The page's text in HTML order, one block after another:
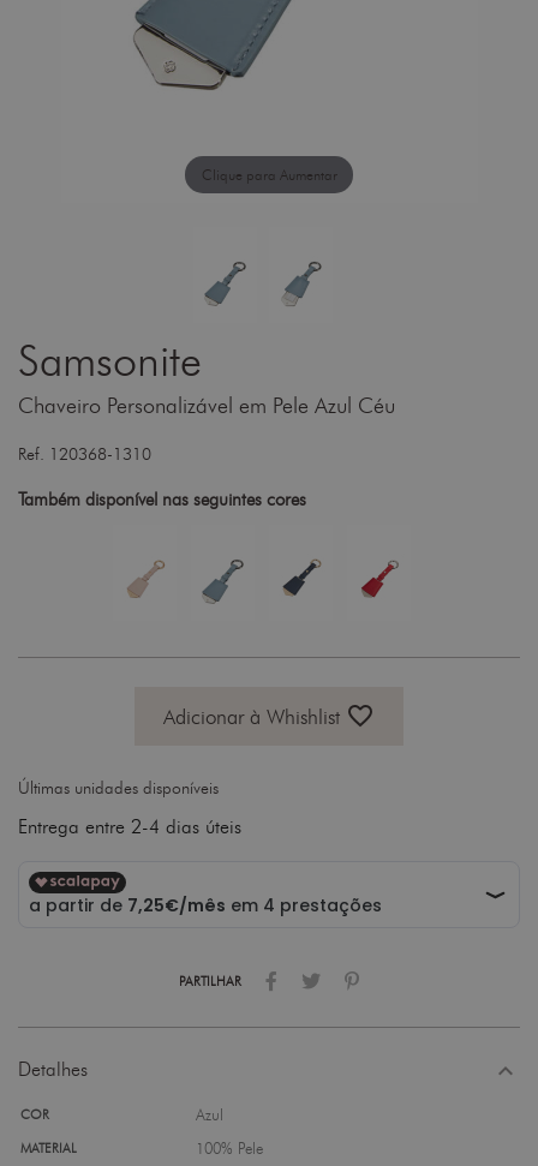
Clique para Aumentar
Samsonite
Chaveiro Personalizável em Pele Azul Céu
Ref. 120368-1310
Também disponível nas seguintes cores
Adicionar à Whishlist favorite_border
Últimas unidades disponíveis
Entrega entre 2-4 dias úteis
PARTILHAR
Detalhes expand_less
COR Azul
MATERIAL 100% Pele